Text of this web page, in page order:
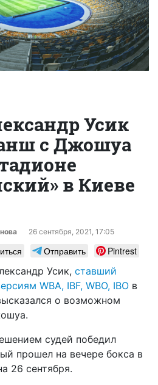
Усик
с Джошуа
в Киеве
26 сентября, 2021, 17:05
Отправить
Pintrest
Усик, ставший
WBA, IBF, WBO, IBO в
о возможном
судей победил
прошел на вечере бокса в
26 сентября.